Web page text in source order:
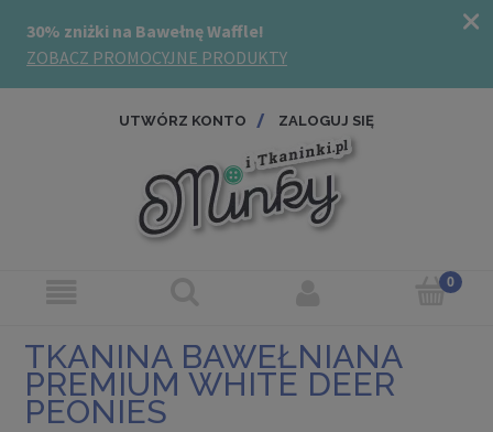
UTWÓRZ KONTO ZALOGUJ SIĘ
TKANINA BAWEŁNIANA
PREMIUM WHITE DEER
PEONIES